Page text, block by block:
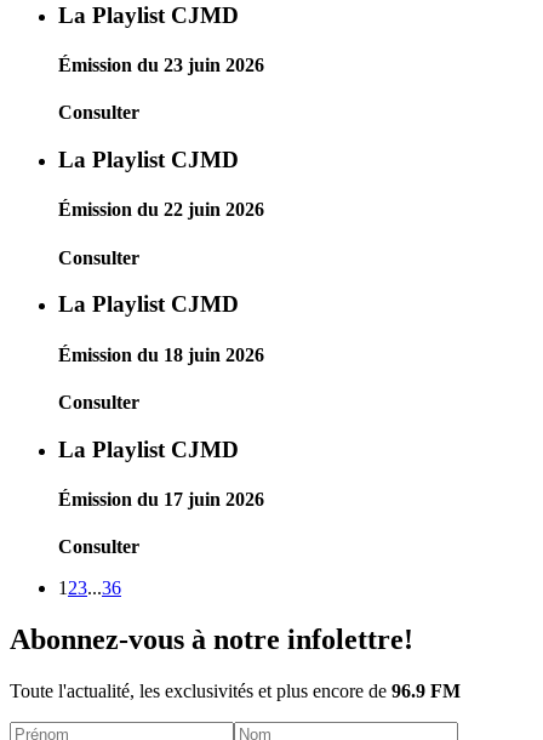
La Playlist CJMD
Émission du 23 juin 2026
Consulter
La Playlist CJMD
Émission du 22 juin 2026
Consulter
La Playlist CJMD
Émission du 18 juin 2026
Consulter
La Playlist CJMD
Émission du 17 juin 2026
Consulter
1 23...36
Abonnez-vous à notre infolettre!
Toute l'actualité, les exclusivités et plus encore de 96.9 FM